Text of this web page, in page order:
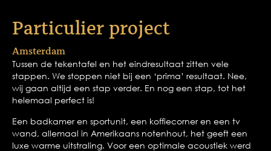
Particulier project
Amsterdam
Tussen de tekentafel en het eindresultaat zitten vele
stappen. We stoppen niet bij een ‘prima’ resultaat. Nee,
wij gaan altijd een stap verder. En nog een stap, tot het
helemaal perfect is!
Een badkamer en sportunit, een koffiecorner en een tv
wand, allemaal in Amerikaans notenhout, het geeft een
luxe warme uitstraling. Voor een optimale acoustiek werd